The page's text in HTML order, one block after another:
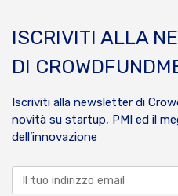
ISCRIVITI ALLA
DI
Iscriviti alla newsletter di
novità su startup, PMI ed il
dell’innovazione